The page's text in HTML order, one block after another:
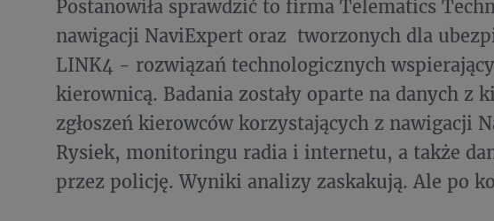
Postanowiła sprawdzić to firma Telematics
nawigacji NaviExpert oraz tworzonych dla
LINK4 - rozwiązań technologicznych
kierownicą. Badania zostały oparte na danych z
zgłoszeń kierowców korzystających z nawigacji
Rysiek, monitoringu radia i internetu, a także
przez policję. Wyniki analizy zaskakują. Ale po